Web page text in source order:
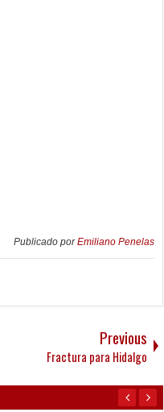
Publicado porEmiliano Penelas
Previous
Fractura para Hidalgo